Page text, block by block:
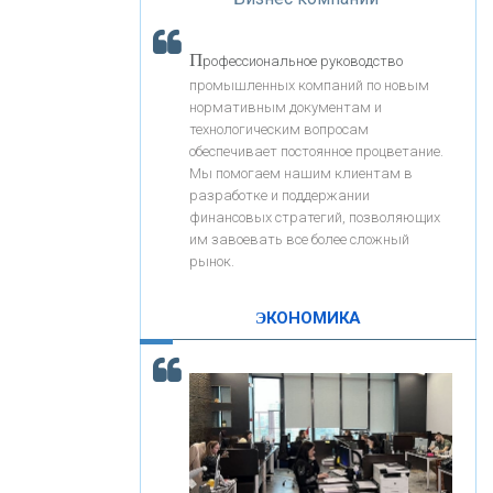
«РОСЕВРОБАНК»
«ПРЕСС-СЛУЖБА ВТБ24»
«АВТОГРАДБАНК»
КОНТАКТЫ
«Интервью»
Скорость - один из главных трендов в
кредитовании бизнеса - «Интервью»
Профессиональное руководство
промышленных компаний по новым
нормативным документам и
технологическим вопросам
обеспечивает постоянное процветание.
Мы помогаем нашим клиентам в
разработке и поддержании
финансовых стратегий, позволяющих
им завоевать все более сложный
рынок.
ЭКОНОМИКА